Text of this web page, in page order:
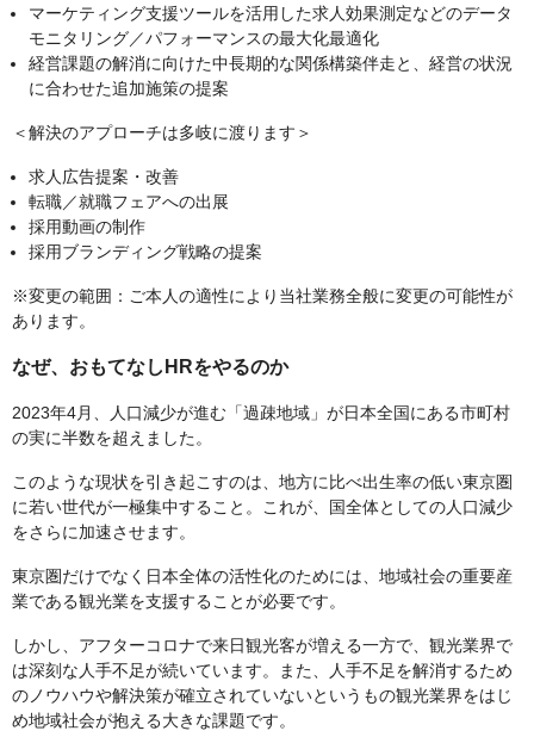
マーケティング支援ツールを活用した求人効果測定などのデータ
モニタリング／パフォーマンスの最大化最適化
経営課題の解消に向けた中長期的な関係構築伴走と、経営の状況
に合わせた追加施策の提案
＜解決のアプローチは多岐に渡ります＞
求人広告提案・改善
転職／就職フェアへの出展
採用動画の制作
採用ブランディング戦略の提案
※変更の範囲：ご本人の適性により当社業務全般に変更の可能性が
あります。
なぜ、おもてなしHRをやるのか
2023年4月、人口減少が進む「過疎地域」が日本全国にある市町村
の実に半数を超えました。
このような現状を引き起こすのは、地方に比べ出生率の低い東京圏
に若い世代が一極集中すること。これが、国全体としての人口減少
をさらに加速させます。
東京圏だけでなく日本全体の活性化のためには、地域社会の重要産
業である観光業を支援することが必要です。
しかし、アフターコロナで来日観光客が増える一方で、観光業界で
は深刻な人手不足が続いています。また、人手不足を解消するため
のノウハウや解決策が確立されていないというもの観光業界をはじ
め地域社会が抱える大きな課題です。